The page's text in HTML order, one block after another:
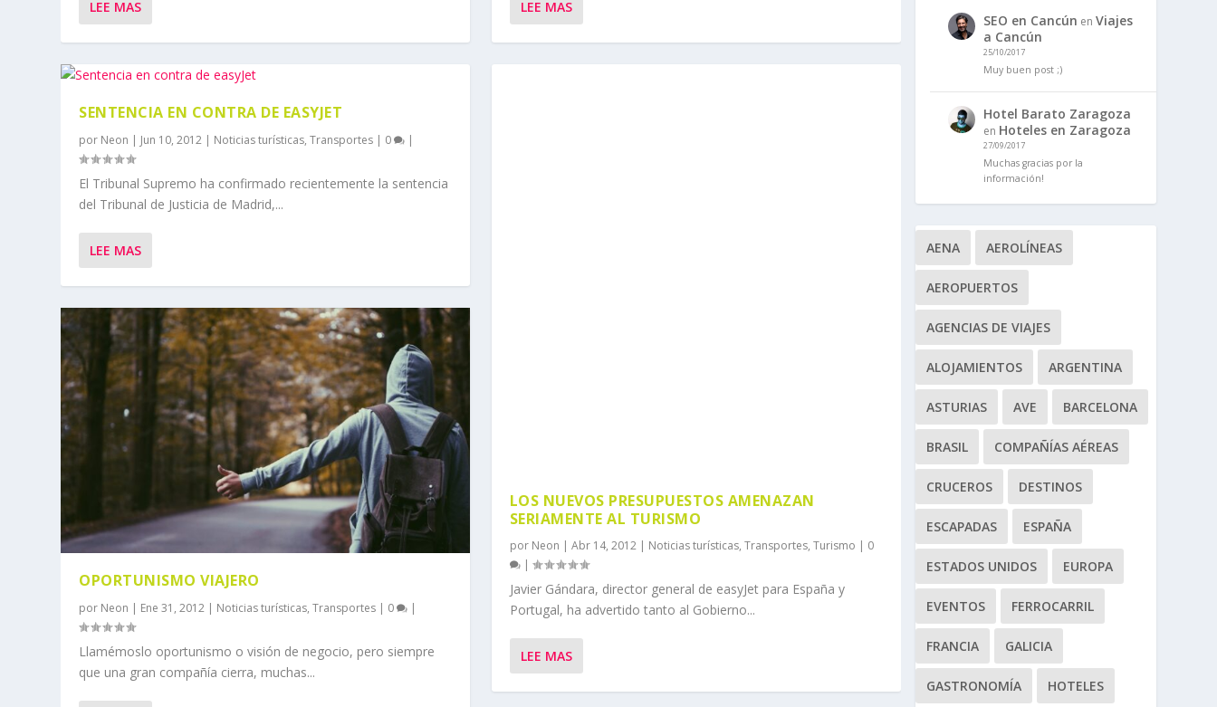
LEE MAS
SENTENCIA EN CONTRA DE EASYJET
por Neon | Jun 10, 2012 | Noticias turísticas,Transportes | 0 |
El Tribunal Supremo ha confirmado recientemente la sentencia
del Tribunal de Justicia de Madrid,...
LEE MAS
OPORTUNISMO VIAJERO
por Neon | Ene 31, 2012 | Noticias turísticas,Transportes | 0 |
Llamémoslo oportunismo o visión de negocio, pero siempre
que una gran compañía cierra, muchas...
LEE MAS
LOS NUEVOS PRESUPUESTOS AMENAZAN
SERIAMENTE AL TURISMO
por Neon | Abr 14, 2012| Noticias turísticas, Transportes, Turismo | 0
|
Javier Gándara, director general de easyJet para España y
Portugal, ha advertido tanto al Gobierno...
LEE MAS
SEO en Cancún en Viajes
a Cancún
25/10/2017
Muy buen post ;)
Hotel Barato Zaragoza
en Hoteles en Zaragoza
27/09/2017
Muchas gracias por la
información!
AENA AEROLÍNEAS
AEROPUERTOS
AGENCIAS DE VIAJES
ALOJAMIENTOS ARGENTINA
ASTURIAS AVE BARCELONA
BRASIL COMPAÑÍAS AÉREAS
CRUCEROS DESTINOS
ESCAPADAS ESPAÑA
ESTADOS UNIDOS EUROPA
EVENTOS FERROCARRIL
FRANCIA GALICIA
GASTRONOMÍA HOTELES